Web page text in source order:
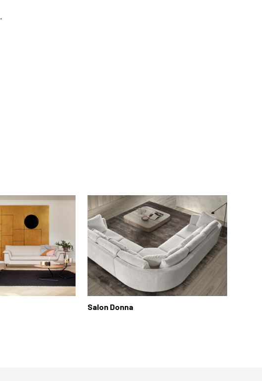
Salon Donna